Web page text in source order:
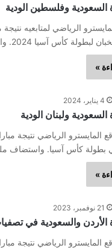
السعودية وفلسطين الودية
الرياضي لمتابعيه
كأس آسيا 2024. واستضاف ملعب الوكرة…
»
4 يناير، 2024
السعودية ولبنان الودية
المايسترو الرياضي نتيجة
بطولة كأس آسيا. واستضاف
»
21 نوفمبر، 2023
الأردن والسعودية في تصفيات
المايسترو الرياضي نتيجة